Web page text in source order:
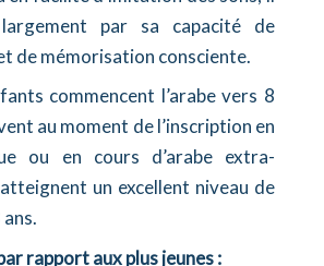
par sa capacité de
de mémorisation consciente.
commencent l’arabe vers 8
au moment de l’inscription en
ou en cours d’arabe extra-
un excellent niveau de
rapport aux plus jeunes :